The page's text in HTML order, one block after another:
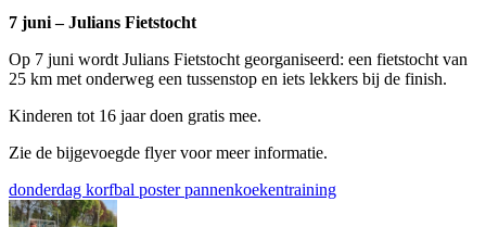
7 juni – Julians Fietstocht
Op 7 juni wordt Julians Fietstocht georganiseerd: een fietstocht van
25 km met onderweg een tussenstop en iets lekkers bij de finish.
Kinderen tot 16 jaar doen gratis mee.
Zie de bijgevoegde flyer voor meer informatie.
donderdag korfbal poster pannenkoekentraining